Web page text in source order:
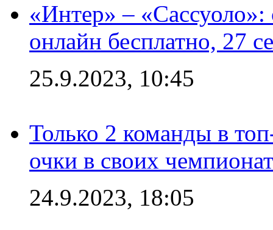
«Интер» –
онлайн бесплатно, 27
25.9.2023, 10:45
Только 2 команды в
очки в своих
24.9.2023, 18:05